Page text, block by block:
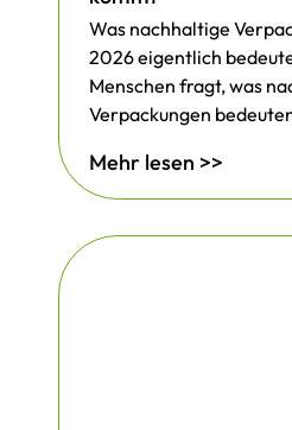
Was nachhaltige
2026 eigentlich
Menschen fragt, was
Verpackungen
Mehr lesen >>